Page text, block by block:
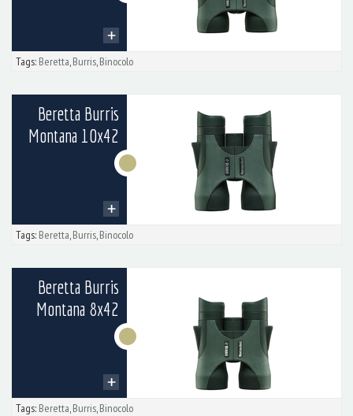
Tags: Beretta,Burris,Binocolo
Beretta Burris
Montana 10x42
Tags: Beretta,Burris,Binocolo
Beretta Burris
Montana 8x42
Tags: Beretta,Burris,Binocolo